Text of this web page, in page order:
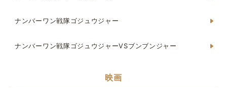
ナンバーワン戦隊ゴジュウジャー
ナンバーワン戦隊ゴジュウジャーVSブンブンジャー
映画